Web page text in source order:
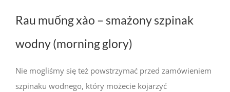
Rau muống xào – smażony szpinak
wodny (morning glory)
Nie mogliśmy się też powstrzymać przed zamówieniem
szpinaku wodnego, który możecie kojarzyć